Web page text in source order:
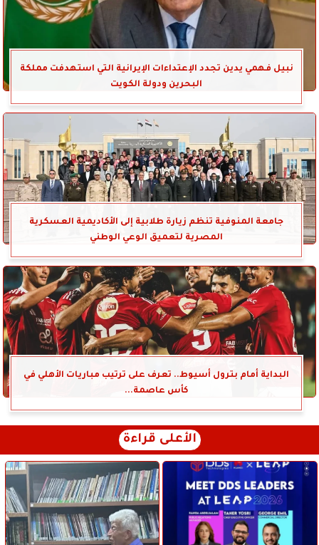
نبيل فهمي يدين تجدد الإعتداءات الإيرانية التي استهدفت مملكة
البحرين ودولة الكويت
جامعة المنوفية تنظم زيارة طلابية إلى الأكاديمية العسكرية
المصرية لتعميق الوعي الوطني
البداية أمام بترول أسيوط.. تعرف على ترتيب مباريات الأهلي في
كأس عاصمة...
الأعلى قراءة